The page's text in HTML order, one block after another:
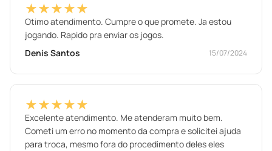
★★★★★
Otimo atendimento. Cumpre o que promete. Ja estou
jogando. Rapido pra enviar os jogos.
Denis Santos
15/07/2024
★★★★★
Excelente atendimento. Me atenderam muito bem.
Cometi um erro no momento da compra e solicitei ajuda
para troca, mesmo fora do procedimento deles eles